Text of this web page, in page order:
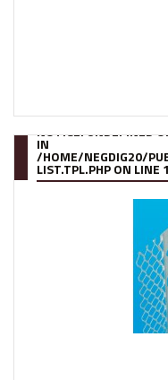
NOTICE: UNDEFINED
IN
/HOME/NEGDIG20/
LIST.TPL.PHPON LINE